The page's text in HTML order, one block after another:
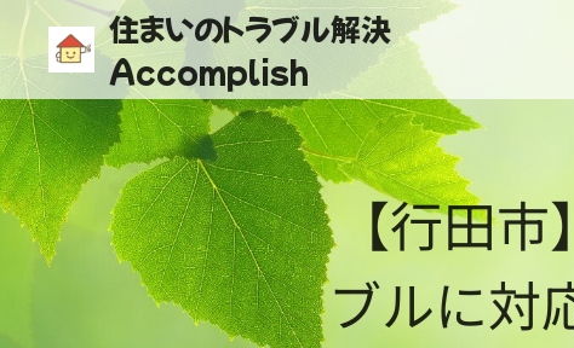
住まいのトラブル解決
Accomplish
【行田市
ブルに対